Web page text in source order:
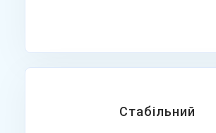
Стабільний